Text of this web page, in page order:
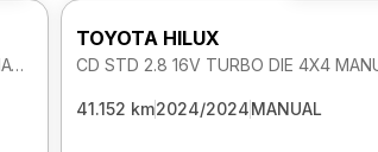
CD SR 2.8 16V TURBO DIE 4X4 AUTOMATICO
TOYOTA HILUX
CD STD 2.8 16V TURBO DIE 4X4
41.152 km2024/2024MANUAL